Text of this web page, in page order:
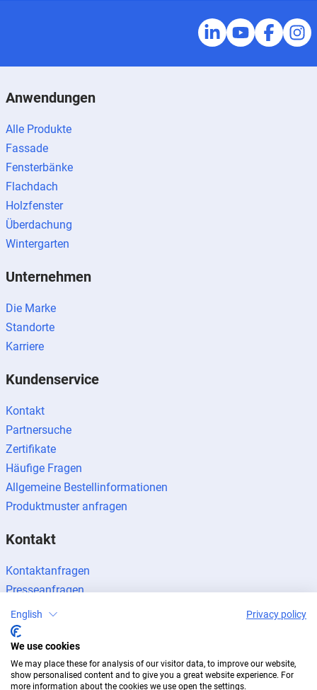
Anwendungen
Alle Produkte
Fassade
Fensterbänke
Flachdach
Holzfenster
Überdachung
Wintergarten
Unternehmen
Die Marke
Standorte
Karriere
Kundenservice
Kontakt
Partnersuche
Zertifikate
Häufige Fragen
Allgemeine Bestellinformationen
Produktmuster anfragen
Kontakt
Kontaktanfragen
Presseanfragen
Partner werden
English Privacy policy
We use cookies
We may place these for analysis of our visitor data, to improve our website,
show personalised content and to give you a great website experience. For
more information about the cookies we use open the settings.